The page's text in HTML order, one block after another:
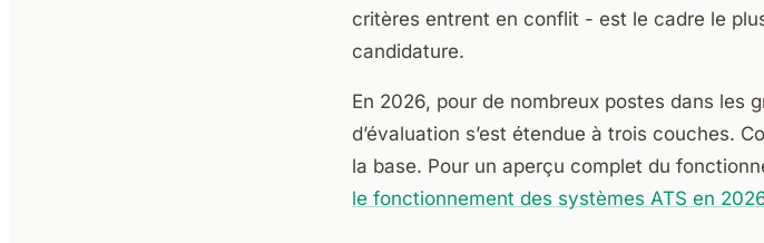
critères entrent en conflit - est le cadre le
candidature.
En 2026, pour de nombreux postes dans les
d’évaluation s’est étendue à trois couches.
la base. Pour un aperçu complet du
le fonctionnement des systèmes ATS en